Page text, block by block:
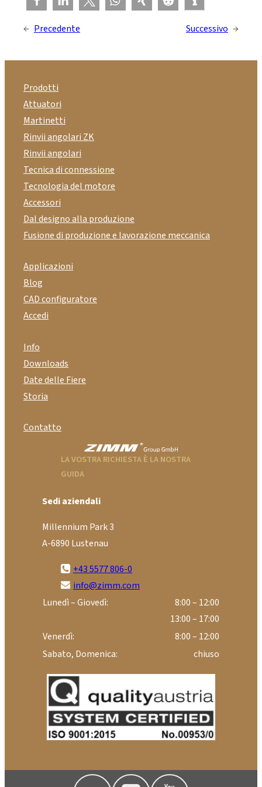
← Precedente Successivo →
Prodotti
Attuatori
Martinetti
Rinvii angolari ZK
Rinvii angolari
Tecnica di connessione
Tecnologia del motore
Accessori
Dal designo alla produzione
Fusione di produzione e lavorazione meccanica
Applicazioni
Blog
CAD configuratore
Accedi
Info
Downloads
Date delle Fiere
Storia
Contatto
LA VOSTRA RICHIESTA È LA NOSTRA
GUIDA
Sedi aziendali
Millennium Park 3
A-6890 Lustenau
+43 5577 806-0
info@zimm.com
Lunedì – Giovedì:
8:00 – 12:00
13:00 – 17:00
Venerdì:
8:00 – 12:00
Sabato, Domenica:
chiuso